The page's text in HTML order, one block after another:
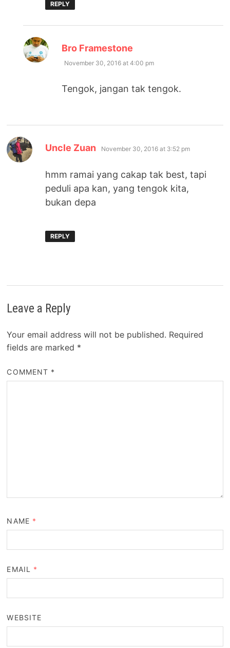
REPLY
Bro Framestone
November 30, 2016 at 4:00 pm
Tengok, jangan tak tengok.
Uncle Zuan says:
November 30, 2016 at 3:52 pm
hmm ramai yang cakap tak best, tapi
peduli apa kan, yang tengok kita,
bukan depa
REPLY
Leave a Reply
Your email address will not be published. Required
fields are marked *
COMMENT *
NAME *
EMAIL *
WEBSITE